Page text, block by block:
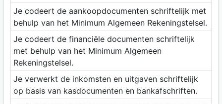
Je codeert de aankoopdocumenten schriftelijk met
behulp van het Minimum Algemeen Rekeningstelsel.
Je codeert de financiële documenten schriftelijk
met behulp van het Minimum Algemeen
Rekeningstelsel.
Je verwerkt de inkomsten en uitgaven schriftelijk
op basis van kasdocumenten en bankafschriften.